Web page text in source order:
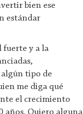
bien ese
estándar
fuerte y a la
algún tipo de
me diga qué
el crecimiento